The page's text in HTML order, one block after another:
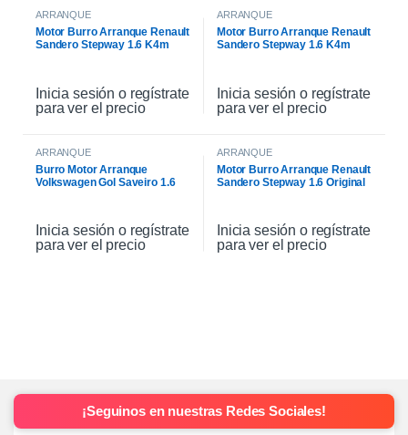
ARRANQUE
Motor Burro Arranque Renault
Sandero Stepway 1.6 K4m
Inicia sesión o regístrate
para ver el precio
ARRANQUE
Motor Burro Arranque Renault
Sandero Stepway 1.6 K4m
Inicia sesión o regístrate
para ver el precio
ARRANQUE
Burro Motor Arranque
Volkswagen Gol Saveiro 1.6
Inicia sesión o regístrate
para ver el precio
ARRANQUE
Motor Burro Arranque Renault
Sandero Stepway 1.6 Original
Inicia sesión o regístrate
para ver el precio
¡Seguinos en nuestras Redes Sociales!